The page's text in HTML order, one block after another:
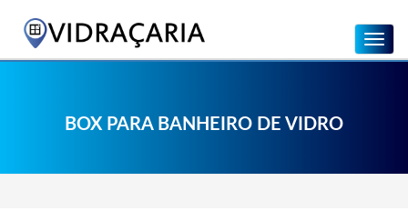
BOX PARA BANHEIRO DE VIDRO
Menu